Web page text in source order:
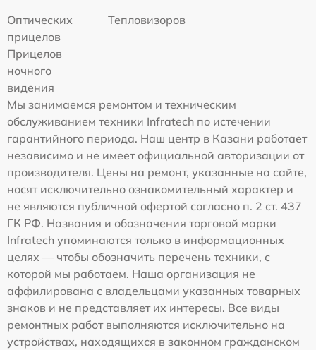
Оптических
прицелов
Тепловизоров
Прицелов
ночного
видения
Мы занимаемся ремонтом и техническим
обслуживанием техники Infratech по истечении
гарантийного периода. Наш центр в Казани работает
независимо и не имеет официальной авторизации от
производителя. Цены на ремонт, указанные на сайте,
носят исключительно ознакомительный характер и
не являются публичной офертой согласно п. 2 ст. 437
ГК РФ. Названия и обозначения торговой марки
Infratech упоминаются только в информационных
целях — чтобы обозначить перечень техники, с
которой мы работаем. Наша организация не
аффилирована с владельцами указанных товарных
знаков и не представляет их интересы. Все виды
ремонтных работ выполняются исключительно на
устройствах, находящихся в законном гражданском